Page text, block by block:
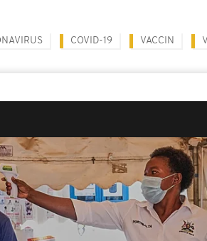
COVID-19 VACCIN